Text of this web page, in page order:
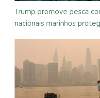
Trump promove pesca
nacionais marinhos